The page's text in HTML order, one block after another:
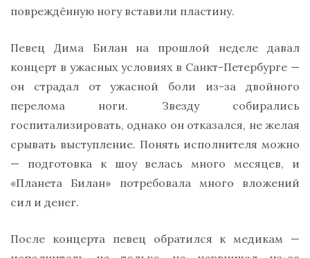
повреждённую ногу вставили пластину.
Певец Дима Билан на прошлой неделе давал
концерт в ужасных условиях в Санкт-Петербурге —
он страдал от ужасной боли из-за двойного
перелома ноги. Звезду собирались
госпитализировать, однако он отказался, не желая
срывать выступление. Понять исполнителя можно
— подготовка к шоу велась много месяцев, и
«Планета Билан» потребовала много вложений
сил и денег.
После концерта певец обратился к медикам —